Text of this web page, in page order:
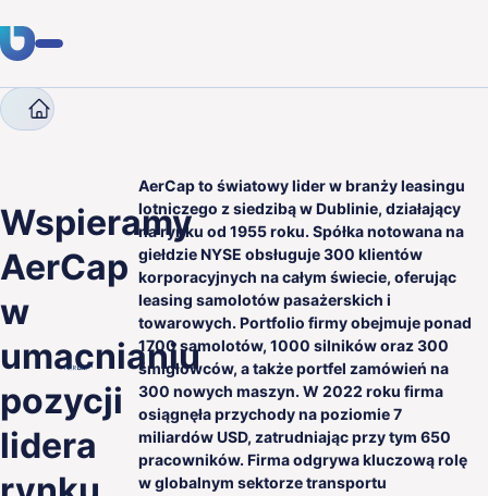
Usługi
Branże
O nas
Blog
Skontaktuj się
Wspieramy
AerCap
w
umacnianiu
pozycji
lidera
AerCap to światowy lider w branży leasingu
lotniczego z siedzibą w Dublinie, działający
na rynku od 1955 roku. Spółka notowana na
giełdzie NYSE obsługuje 300 klientów
korporacyjnych na całym świecie, oferując
leasing samolotów pasażerskich i
towarowych. Portfolio firmy obejmuje ponad
1700 samolotów, 1000 silników oraz 300
śmigłowców, a także portfel zamówień na
300 nowych maszyn. W 2022 roku firma
osiągnęła przychody na poziomie 7
miliardów USD, zatrudniając przy tym 650
pracowników. Firma odgrywa kluczową rolę
w globalnym sektorze transportu